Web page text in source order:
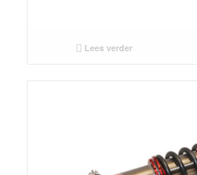
Lees verder